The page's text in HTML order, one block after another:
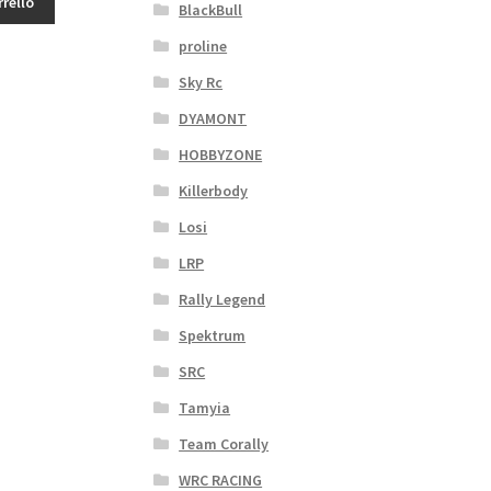
BlackBull
proline
Sky Rc
DYAMONT
HOBBYZONE
Killerbody
Losi
LRP
Rally Legend
Spektrum
SRC
Tamyia
Team Corally
WRC RACING